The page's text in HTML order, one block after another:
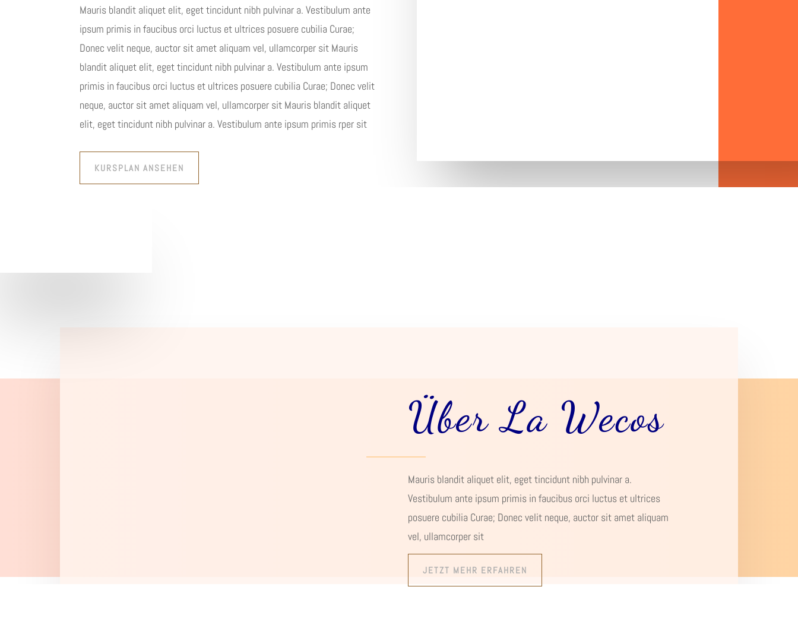
Mauris blandit aliquet elit, eget tincidunt nibh pulvinar a. Vestibulum ante
ipsum primis in faucibus orci luctus et ultrices posuere cubilia Curae;
Donec velit neque, auctor sit amet aliquam vel, ullamcorper sit Mauris
blandit aliquet elit, eget tincidunt nibh pulvinar a. Vestibulum ante ipsum
primis in faucibus orci luctus et ultrices posuere cubilia Curae; Donec velit
neque, auctor sit amet aliquam vel, ullamcorper sit Mauris blandit aliquet
elit, eget tincidunt nibh pulvinar a. Vestibulum ante ipsum primis rper sit
KURSPLAN ANSEHEN
Über La Wecos
Mauris blandit aliquet elit, eget tincidunt nibh pulvinar a.
Vestibulum ante ipsum primis in faucibus orci luctus et ultrices
posuere cubilia Curae; Donec velit neque, auctor sit amet aliquam
vel, ullamcorper sit
JETZT MEHR ERFAHREN